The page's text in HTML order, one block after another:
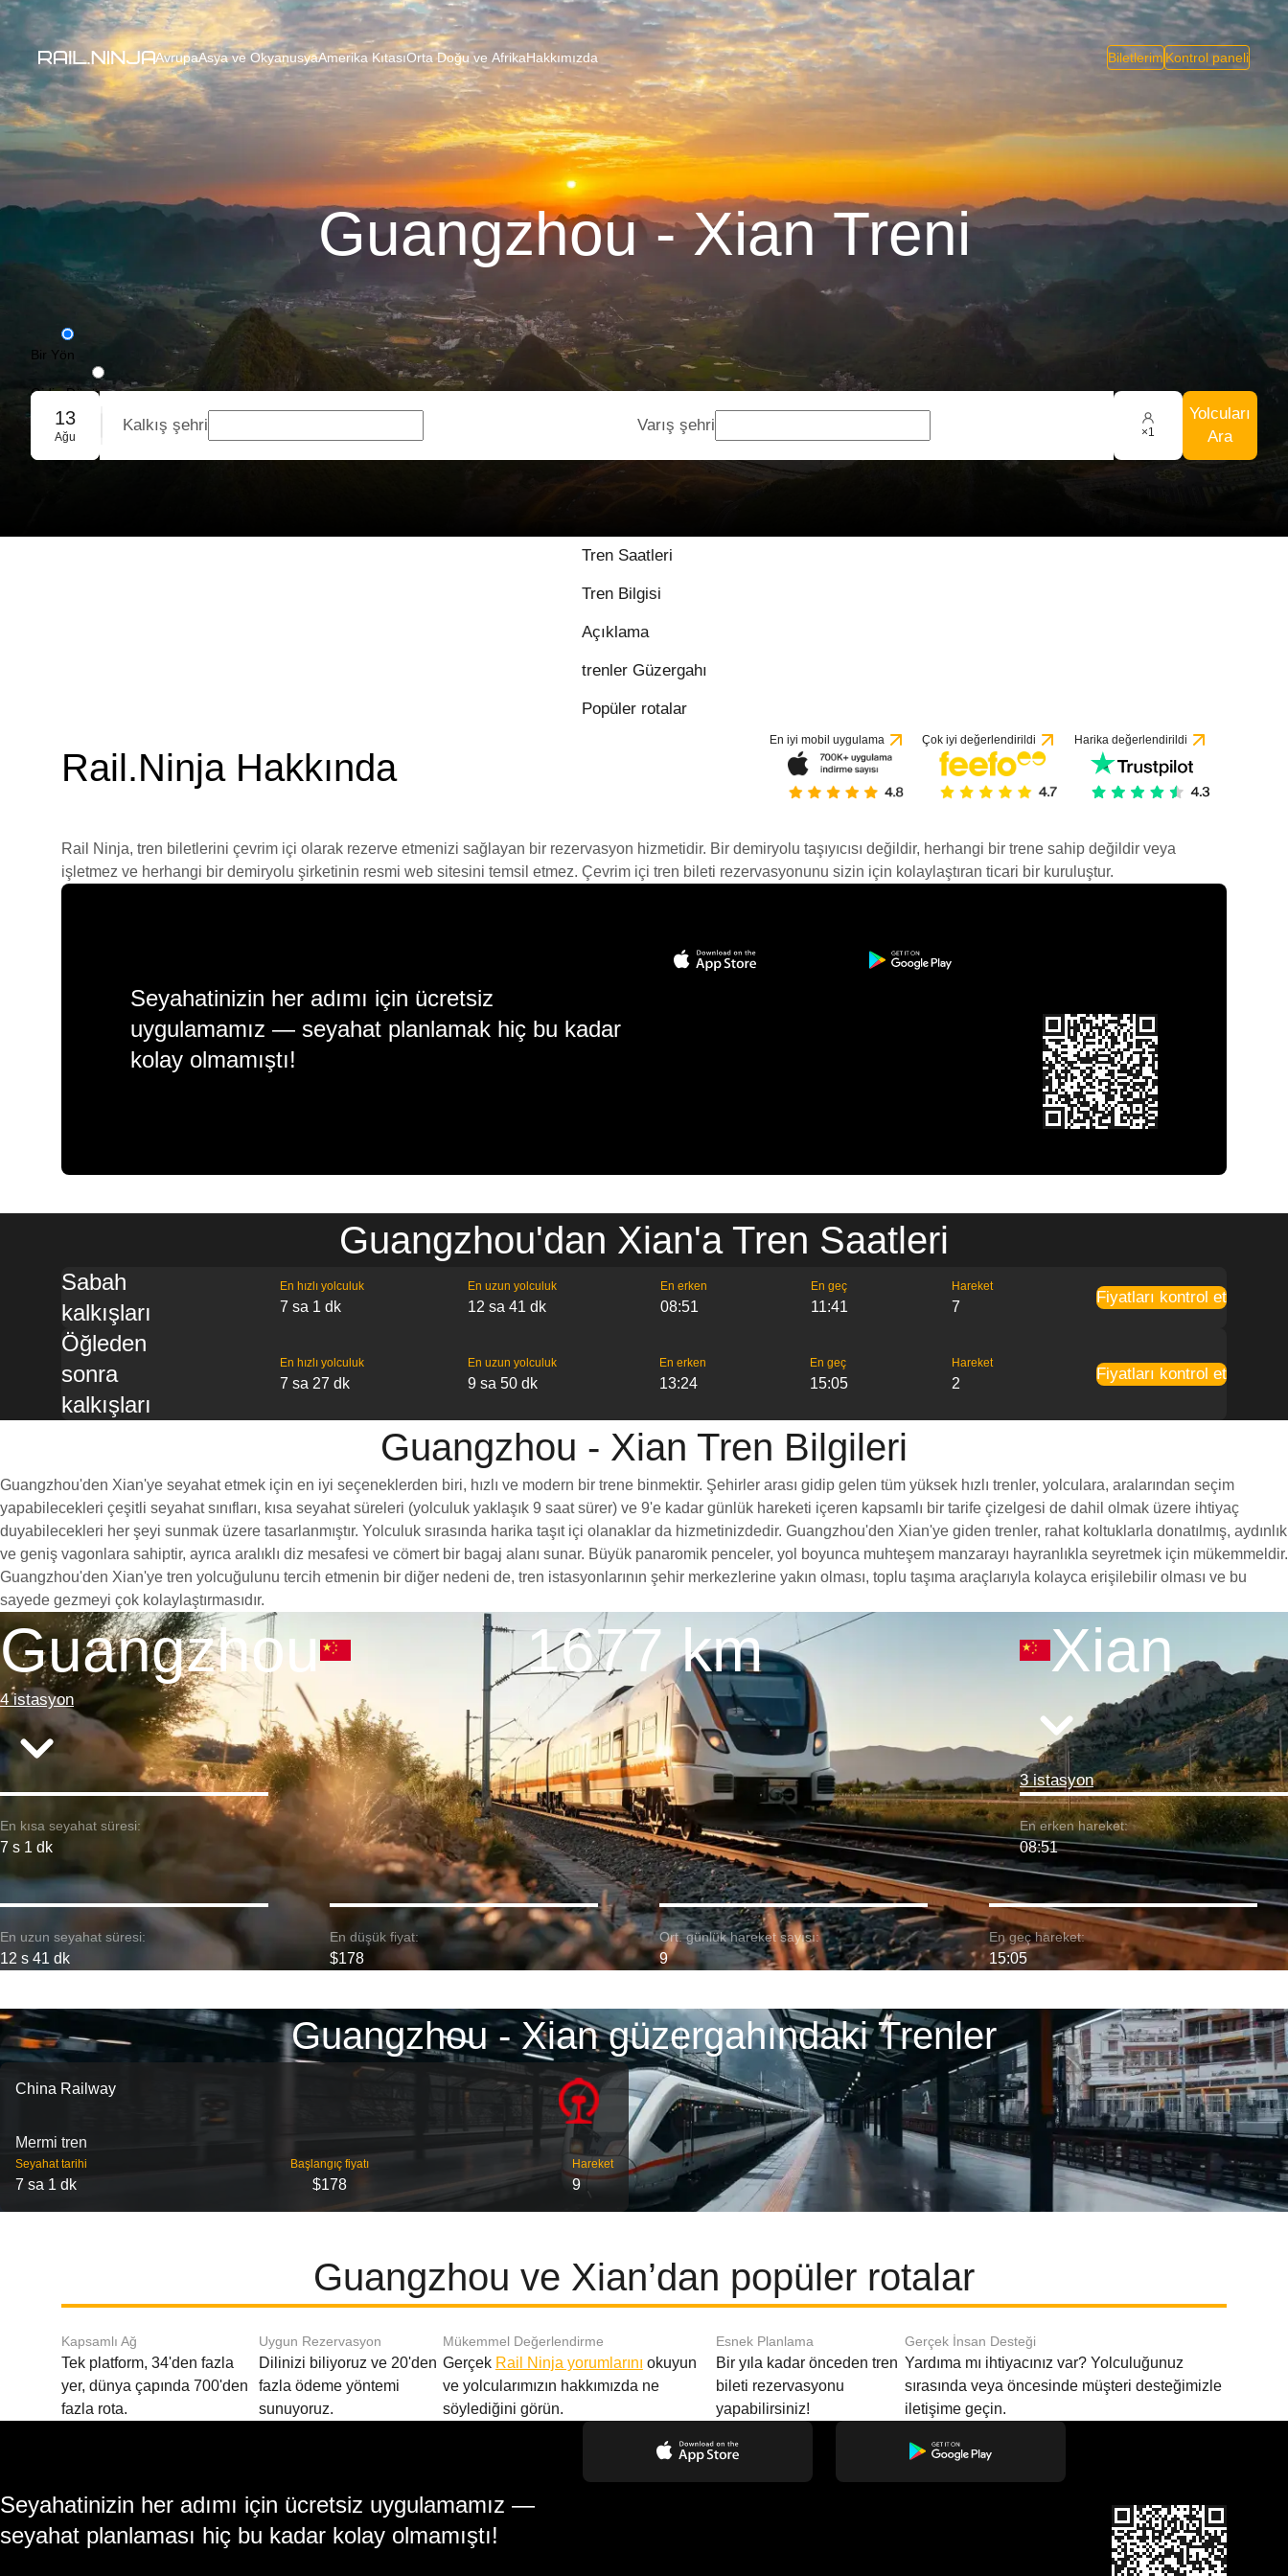
AvrupaAsya ve OkyanusyaAmerika KıtasıOrta Doğu ve AfrikaHakkımızda Biletlerim Kontrol paneli
Guangzhou - Xian Treni
Bir Yön
Gidiş-Dönüş
Grup Rezervasyonu
13
Ağu
Kalkış şehri Varış şehri ×1
Yolcuları
Ara
Tren Saatleri
Tren Bilgisi
Açıklama
trenler Güzergahı
Popüler rotalar
Rail.Ninja Hakkında
En iyi mobil uygulama Çok iyi değerlendirildi Harika değerlendirildi
Rail Ninja, tren biletlerini çevrim içi olarak rezerve etmenizi sağlayan bir rezervasyon hizmetidir. Bir demiryolu taşıyıcısı değildir, herhangi bir trene sahip değildir veya
işletmez ve herhangi bir demiryolu şirketinin resmi web sitesini temsil etmez. Çevrim içi tren bileti rezervasyonunu sizin için kolaylaştıran ticari bir kuruluştur.
Seyahatinizin her adımı için ücretsiz
uygulamamız — seyahat planlamak hiç bu kadar
kolay olmamıştı!
Guangzhou'dan Xian'a Tren Saatleri
Sabah
kalkışları
En hızlı yolculuk
7 sa 1 dk
En uzun yolculuk
12 sa 41 dk
En erken
08:51
En geç
11:41
Hareket
7
Fiyatları kontrol et
Öğleden
sonra
kalkışları
En hızlı yolculuk
7 sa 27 dk
En uzun yolculuk
9 sa 50 dk
En erken
13:24
En geç
15:05
Hareket
2
Fiyatları kontrol et
Guangzhou - Xian Tren Bilgileri
Guangzhou'den Xian'ye seyahat etmek için en iyi seçeneklerden biri, hızlı ve modern bir trene binmektir. Şehirler arası gidip gelen tüm yüksek hızlı trenler, yolculara, aralarından seçim
yapabilecekleri çeşitli seyahat sınıfları, kısa seyahat süreleri (yolculuk yaklaşık 9 saat sürer) ve 9'e kadar günlük hareketi içeren kapsamlı bir tarife çizelgesi de dahil olmak üzere ihtiyaç
duyabilecekleri her şeyi sunmak üzere tasarlanmıştır. Yolculuk sırasında harika taşıt içi olanaklar da hizmetinizdedir. Guangzhou'den Xian'ye giden trenler, rahat koltuklarla donatılmış, aydınlık
ve geniş vagonlara sahiptir, ayrıca aralıklı diz mesafesi ve cömert bir bagaj alanı sunar. Büyük panaromik penceler, yol boyunca muhteşem manzarayı hayranlıkla seyretmek için mükemmeldir.
Guangzhou'den Xian'ye tren yolcuğulunu tercih etmenin bir diğer nedeni de, tren istasyonlarının şehir merkezlerine yakın olması, toplu taşıma araçlarıyla kolayca erişilebilir olması ve bu
sayede gezmeyi çok kolaylaştırmasıdır.
Guangzhou
4 istasyon
1677 km Xian
3 istasyon
En kısa seyahat süresi:
7 s 1 dk
En erken hareket:
08:51
En uzun seyahat süresi:
12 s 41 dk
En düşük fiyat:
$178
Ort. günlük hareket sayısı:
9
En geç hareket:
15:05
Guangzhou - Xian güzergahındaki Trenler
China Railway
Mermi tren
Seyahat tarihi
7 sa 1 dk
Başlangıç ​​fiyatı
$178
Hareket
9
Guangzhou ve Xian’dan popüler rotalar
Kapsamlı Ağ
Tek platform, 34'den fazla
yer, dünya çapında 700'den
fazla rota.
Uygun Rezervasyon
Dilinizi biliyoruz ve 20'den
fazla ödeme yöntemi
sunuyoruz.
Mükemmel Değerlendirme
Gerçek Rail Ninja yorumlarını okuyun
ve yolcularımızın hakkımızda ne
söylediğini görün.
Esnek Planlama
Bir yıla kadar önceden tren
bileti rezervasyonu
yapabilirsiniz!
Gerçek İnsan Desteği
Yardıma mı ihtiyacınız var? Yolculuğunuz
sırasında veya öncesinde müşteri desteğimizle
iletişime geçin.
Seyahatinizin her adımı için ücretsiz uygulamamız —
seyahat planlaması hiç bu kadar kolay olmamıştı!